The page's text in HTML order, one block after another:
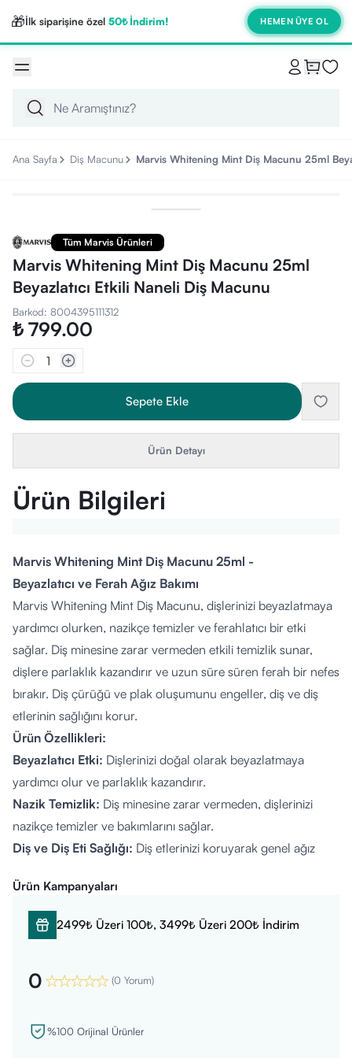
🎁İlk siparişine özel 50₺ İndirim! HEMEN ÜYE OL
Ana Sayfa Diş Macunu Marvis Whitening Mint Diş Macunu 25ml
Tüm Marvis Ürünleri
Marvis Whitening Mint Diş Macunu 25ml
Beyazlatıcı Etkili Naneli Diş Macunu
Barkod: 8004395111312
₺ 799.00
1
Sepete Ekle
Ürün Detayı
Ürün Bilgileri
Marvis Whitening Mint Diş Macunu 25ml -
Beyazlatıcı ve Ferah Ağız Bakımı
Marvis Whitening Mint Diş Macunu, dişlerinizi beyazlatmaya
yardımcı olurken, nazikçe temizler ve ferahlatıcı bir etki
sağlar. Diş minesine zarar vermeden etkili temizlik sunar,
dişlere parlaklık kazandırır ve uzun süre süren ferah bir nefes
bırakır. Diş çürüğü ve plak oluşumunu engeller, diş ve diş
etlerinin sağlığını korur.
Ürün Özellikleri:
Beyazlatıcı Etki: Dişlerinizi doğal olarak beyazlatmaya
yardımcı olur ve parlaklık kazandırır.
Nazik Temizlik: Diş minesine zarar vermeden, dişlerinizi
nazikçe temizler ve bakımlarını sağlar.
Diş ve Diş Eti Sağlığı: Diş etlerinizi koruyarak genel ağız
Uzun Süre Ferahlık:
bir nefes sağlar.
Diş Çürüğü ve Plak Önleyici:
Nasıl Kullanılır?
fırçanıza, nazik hareketlerle en az 2 dakika boyunca
Ürün Kampanyaları
2499₺ Üzeri 100₺, 3499₺ Üzeri 200₺ İndirim
0 (0 Yorum)
%100 Orijinal Ürünler